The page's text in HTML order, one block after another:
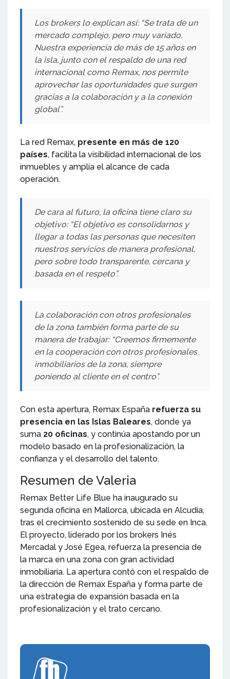
Los brokers lo explican así: “Se trata de un
mercado complejo, pero muy variado.
Nuestra experiencia de más de 15 años en
la isla, junto con el respaldo de una red
internacional como Remax, nos permite
aprovechar las oportunidades que surgen
gracias a la colaboración y a la conexión
global”.
La red Remax, presente en más de 120
países, facilita la visibilidad internacional de los
inmuebles y amplía el alcance de cada
operación.
De cara al futuro, la oficina tiene claro su
objetivo: “El objetivo es consolidarnos y
llegar a todas las personas que necesiten
nuestros servicios de manera profesional,
pero sobre todo transparente, cercana y
basada en el respeto”.
La colaboración con otros profesionales
de la zona también forma parte de su
manera de trabajar: “Creemos firmemente
en la cooperación con otros profesionales
inmobiliarios de la zona, siempre
poniendo al cliente en el centro”.
Con esta apertura, Remax España refuerza su
presencia en las Islas Baleares, donde ya
suma 20 oficinas, y continúa apostando por un
modelo basado en la profesionalización, la
confianza y el desarrollo del talento.
Resumen de Valeria
Remax Better Life Blue ha inaugurado su
segunda oficina en Mallorca, ubicada en Alcudia,
tras el crecimiento sostenido de su sede en Inca.
El proyecto, liderado por los brokers Inés
Mercadal y José Egea, refuerza la presencia de
la marca en una zona con gran actividad
inmobiliaria. La apertura contó con el respaldo de
la dirección de Remax España y forma parte de
una estrategia de expansión basada en la
profesionalización y el trato cercano.